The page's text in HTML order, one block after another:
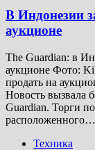
В Индонезии
аукционе
The Guardian: в
аукционе Фото:
продать на
Новость вызвала
Guardian. Торги
расположенного…
Техника